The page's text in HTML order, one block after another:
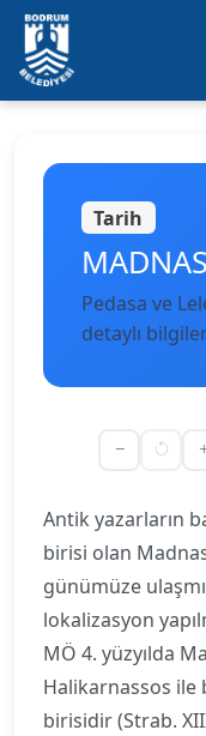
Ana içeriğe geç
Tarih
Pedasa ve
detaylı
Antik yazarların
birisi olan
günümüze
lokalizasyon
MÖ 4. yüzyılda
Halikarnassos
birisidir (Strab.